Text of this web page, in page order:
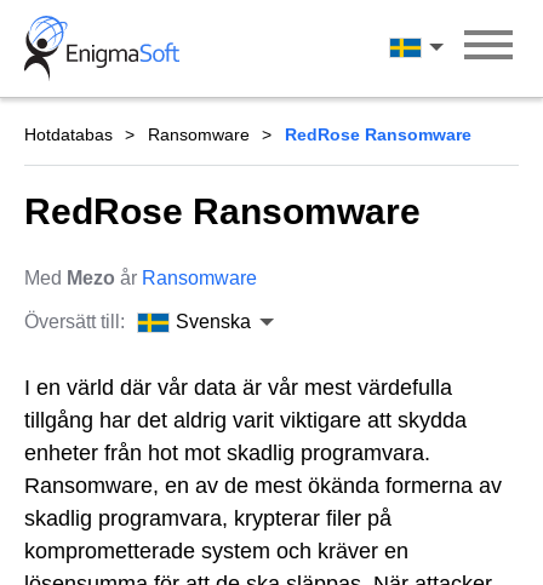
Skip
content
Svenska
Hotdatabas Ransomware RedRose Ransomware
RedRose Ransomware
Med Mezo år Ransomware
Översätt till: Svenska
I en värld där vår data är vår mest värdefulla
tillgång har det aldrig varit viktigare att skydda
enheter från hot mot skadlig programvara.
Ransomware, en av de mest ökända formerna av
skadlig programvara, krypterar filer på
komprometterade system och kräver en